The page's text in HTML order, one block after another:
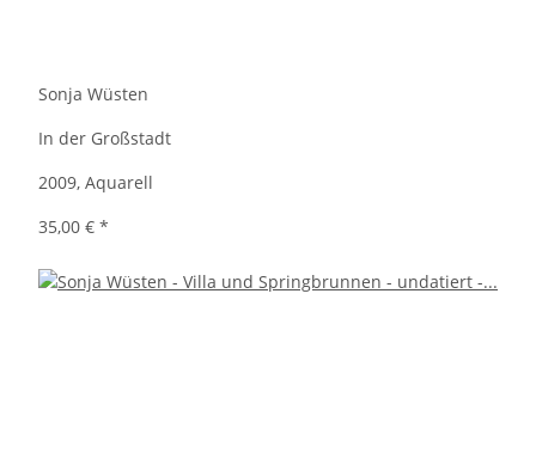
Sonja Wüsten
In der Großstadt
2009, Aquarell
35,00 € *